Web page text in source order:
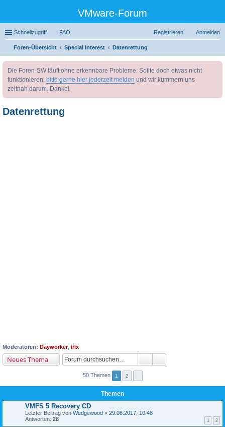
VMware-Forum
Schnellzugriff FAQ Anmelden
Registrieren
Foren-Übersicht Special Interest
Datenrettung
Die Foren-SW läuft ohne erkennbare Probleme. Sollte doch etwas nicht
funktionieren, bitte gerne hier jederzeit melden und wir kümmern uns
zeitnah darum. Danke!
Datenrettung
Moderatoren: Dayworker, irix
Neues Thema
50 Themen 1 2
Themen
VMFS 5 Recovery CD
Letzter Beitrag von Wedgewood « 29.08.2017, 10:48
Antworten: 28 1 2